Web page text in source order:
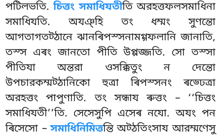
পটিলভতি.চিত্তং সমাধিযতীতি অরহত্তফলসমাধিনা
সমাধিযতি. অযঞ্হি তং ধম্মং সুণন্তো
আগতাগতট্ঠানে ঝানৰিপস্সনামগ্গফলানি জানাতি,
তস্স এৰং জানতো পীতি উপ্পজ্জতি. সোতস্সা
পীতিযা অন্তরা ওসক্কিতুং ন দেন্তো
উপচারকম্মট্ঠানিকো হুত্ৰা ৰিপস্সনং ৰড্ঢেত্ৰা
অরহত্তং পাপুণাতি. তং সন্ধায ৰুত্তং – ‘‘চিত্তং
সমাধিযতী’’তি. সেসেসুপি এসেৰ নযো. অযং পন
ৰিসেসো –সমাধিনিমিত্তন্তি অট্ঠতিংসায আরম্মণেসু